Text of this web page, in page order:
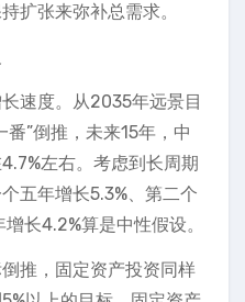
扩张来弥补总需求。
速度。从2035年远景目
”倒推，未来15年，中
左右。考虑到长周期
五年增长5.3%、第二个
长4.2%算是中性假设。
推，固定资产投资同样